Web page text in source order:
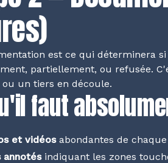
est ce qui déterminera
partiellement, ou refusée.
un tiers en découle.
faut
et vidéosabondantes de
annotésindiquant les zones